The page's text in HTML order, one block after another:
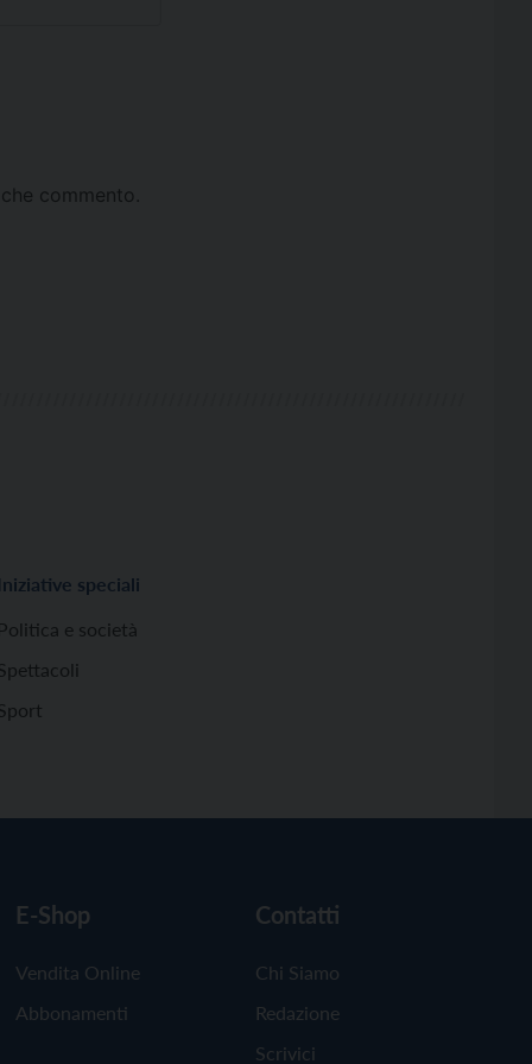
commento.
Iniziative speciali
Politica e società
E-Shop
Vendita Online
Abbonamenti
Contatti
Chi Siamo
Redazione
Scrivici